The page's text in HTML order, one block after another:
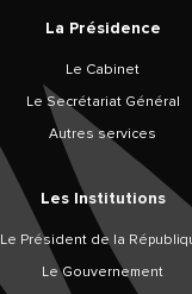
La Présidence
Le Cabinet
Le Secrétariat Général
Autres services
Les Institutions
Le Président de la
Le Gouvernement